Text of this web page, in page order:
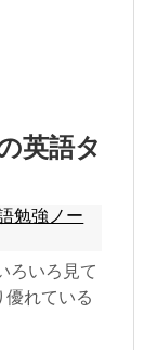
英語タ
勉強ノー
ろいろ見て
優れている